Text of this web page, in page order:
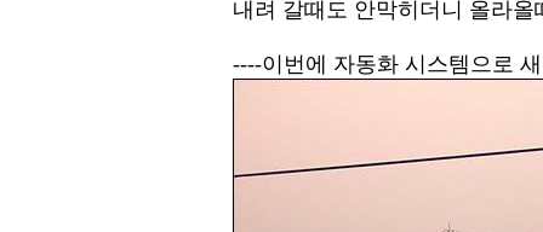
내려 갈때도 안막히더니 올라
----이번에 자동화 시스템으로